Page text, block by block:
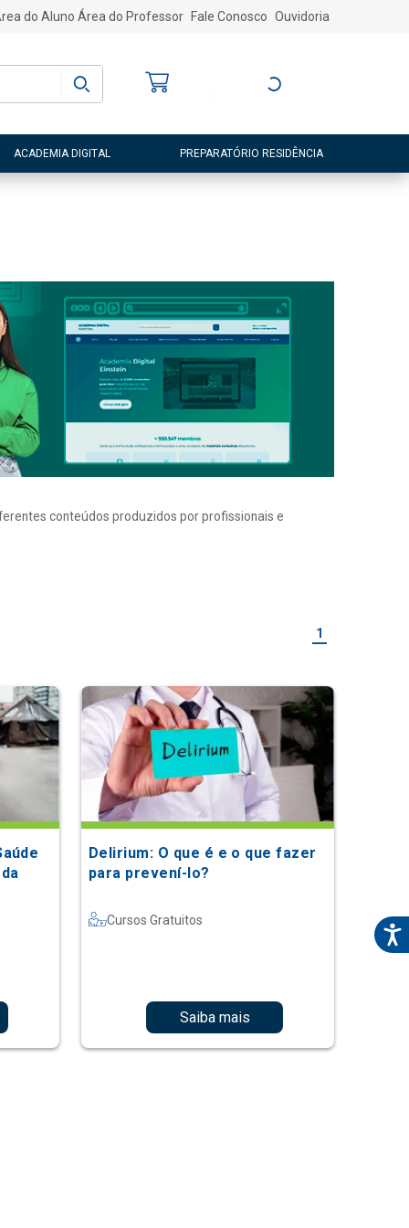
do Aluno Área do Professor Fale Conosco Ouvidoria
Entre ou Cadastre-
ACADEMIA DIGITAL PREPARATÓRIO RESIDÊNCIA
conteúdos produzidos por profissionais e
1
Delirium: O que é e o que fazer
para prevení-lo?
Cursos Gratuitos
Saiba mais